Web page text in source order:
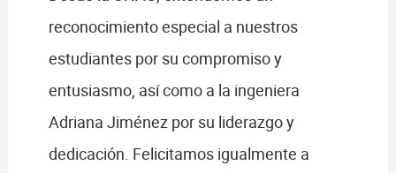
reconocimiento especial a nuestros
estudiantes por su compromiso y
entusiasmo, así como a la ingeniera
Adriana Jiménez por su liderazgo y
dedicación. Felicitamos igualmente a